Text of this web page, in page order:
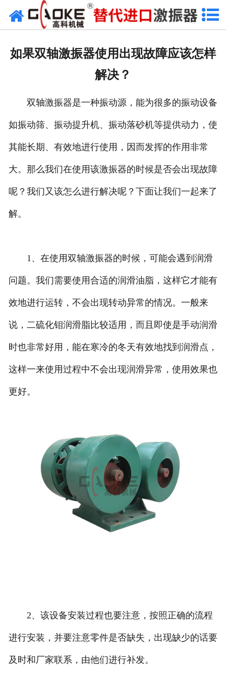
首页
联系高科
如果双轴激振器使用出现故障应该怎样
解决？
双轴激振器是一种振动源，能为很多的振动设备
如振动筛、振动提升机、振动落砂机等提供动力，使
其能长期、有效地进行使用，因而发挥的作用非常
大。那么我们在使用该激振器的时候是否会出现故障
呢？我们又该怎么进行解决呢？下面让我们一起来了
解。
1、在使用双轴激振器的时候，可能会遇到润滑
问题。我们需要使用合适的润滑油脂，这样它才能有
效地进行运转，不会出现转动异常的情况。一般来
说，二硫化钼润滑脂比较适用，而且即使是手动润滑
时也非常好用，能在寒冷的冬天有效地找到润滑点，
这样一来使用过程中不会出现润滑异常，使用效果也
更好。
2、该设备安装过程也要注意，按照正确的流程
进行安装，并要注意零件是否缺失，出现缺少的话要
及时和厂家联系，由他们进行补发。